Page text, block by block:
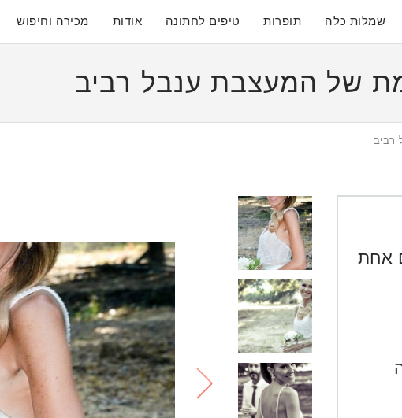
שמלות כלה תופרות טיפים לחתונה אודות מכירה וחיפוש
של המעצבת ענבל רביב
אחת